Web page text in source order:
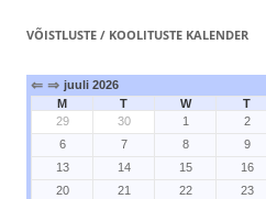
VÕISTLUSTE / KOOLITUSTE KALENDER
⇐ ⇒ juuli 2026
M
T W T
29
30 1 2
6
7 8 9
13
14 15 16
20
21 22 23